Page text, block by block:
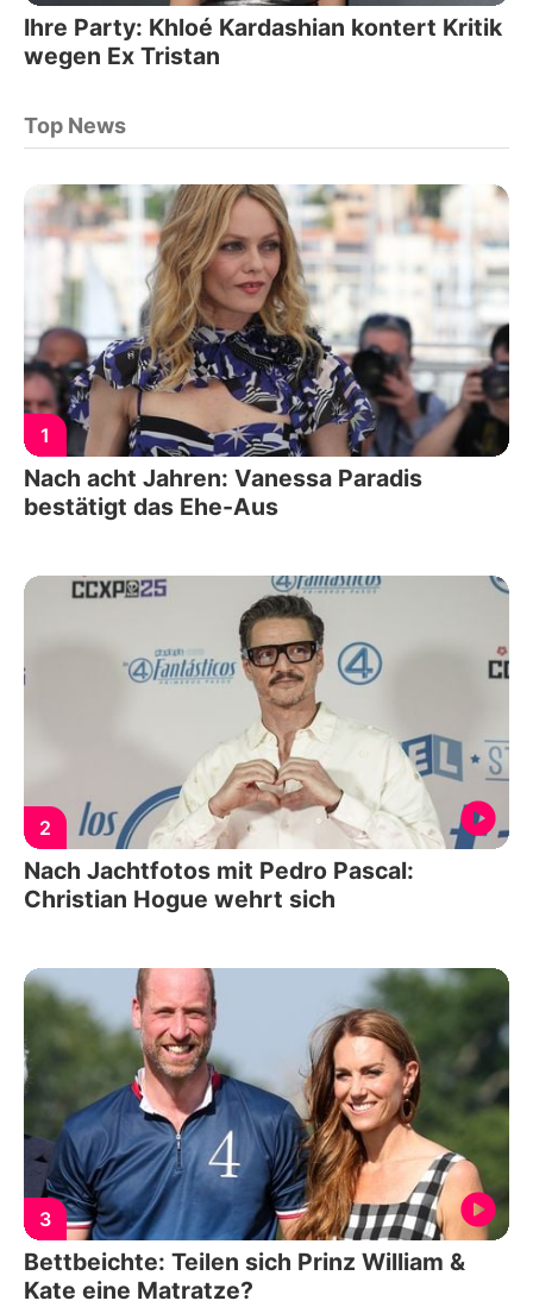
Ihre Party: Khloé Kardashian kontert Kritik
wegen Ex Tristan
Top News
1
Nach acht Jahren: Vanessa Paradis
bestätigt das Ehe-Aus
2
Nach Jachtfotos mit Pedro Pascal:
Christian Hogue wehrt sich
3
Bettbeichte: Teilen sich Prinz William &
Kate eine Matratze?